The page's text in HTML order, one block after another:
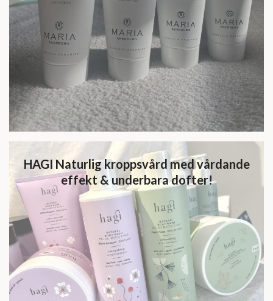
HAGI Naturlig kroppsvård med vårdande
effekt & underbara dofter!